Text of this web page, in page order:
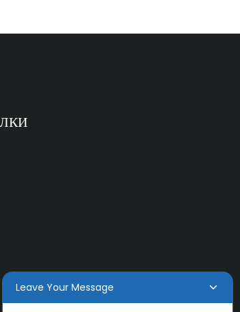
Leave Your Message